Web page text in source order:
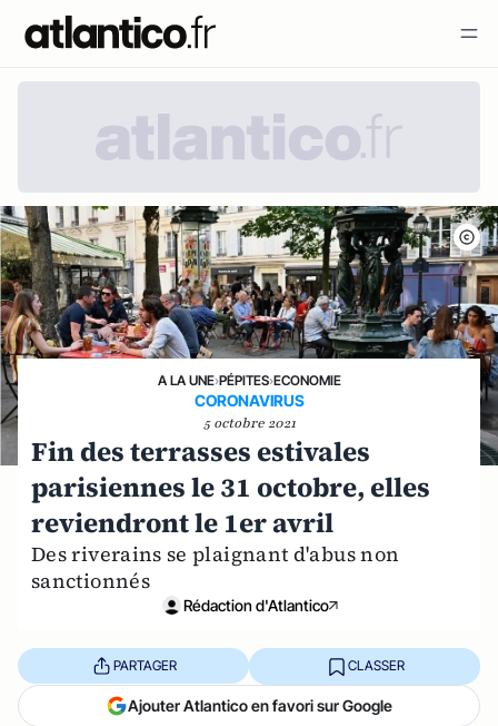
A LA UNE›PÉPITES›ECONOMIE
CORONAVIRUS
5 octobre 2021
Fin des terrasses estivales
parisiennes le 31 octobre, elles
reviendront le 1er avril
Des riverains se plaignant d'abus non
sanctionnés
Rédaction d'Atlantico
PARTAGER CLASSER
Ajouter Atlantico en favori sur Google